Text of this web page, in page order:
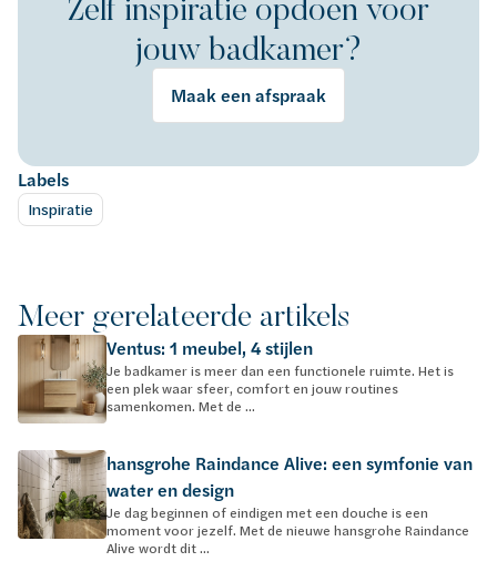
jouw badkamer?
Maak een afspraak
Labels
Inspiratie
Meer gerelateerde artikels
Ventus: 1 meubel, 4 stijlen
Je badkamer is meer dan een functionele ruimte. Het is
een plek waar sfeer, comfort en jouw routines
samenkomen. Met de ...
hansgrohe Raindance Alive: een symfonie van
water en design
Je dag beginnen of eindigen met een douche is een
moment voor jezelf. Met de nieuwe hansgrohe Raindance
Alive wordt dit ...